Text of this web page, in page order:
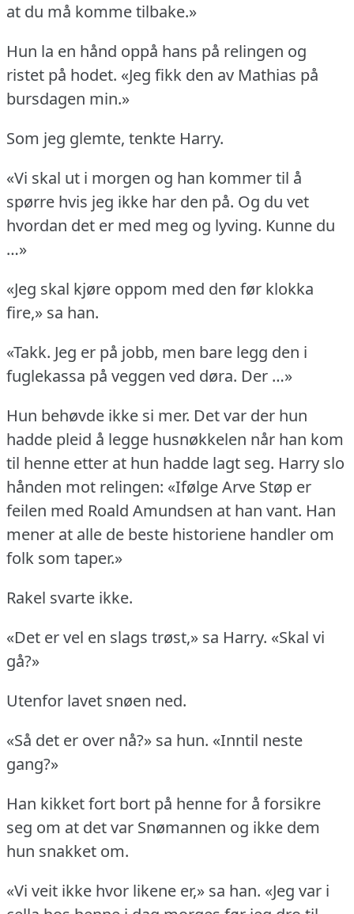
at du må komme tilbake.»
Hun la en hånd oppå hans på relingen og
ristet på hodet. «Jeg fikk den av Mathias på
bursdagen min.»
Som jeg glemte, tenkte Harry.
«Vi skal ut i morgen og han kommer til å
spørre hvis jeg ikke har den på. Og du vet
hvordan det er med meg og lyving. Kunne du
…»
«Jeg skal kjøre oppom med den før klokka
fire,» sa han.
«Takk. Jeg er på jobb, men bare legg den i
fuglekassa på veggen ved døra. Der …»
Hun behøvde ikke si mer. Det var der hun
hadde pleid å legge husnøkkelen når han kom
til henne etter at hun hadde lagt seg. Harry slo
hånden mot relingen: «Ifølge Arve Støp er
feilen med Roald Amundsen at han vant. Han
mener at alle de beste historiene handler om
folk som taper.»
Rakel svarte ikke.
«Det er vel en slags trøst,» sa Harry. «Skal vi
gå?»
Utenfor lavet snøen ned.
«Så det er over nå?» sa hun. «Inntil neste
gang?»
Han kikket fort bort på henne for å forsikre
seg om at det var Snømannen og ikke dem
hun snakket om.
«Vi veit ikke hvor likene er,» sa han. «Jeg var i